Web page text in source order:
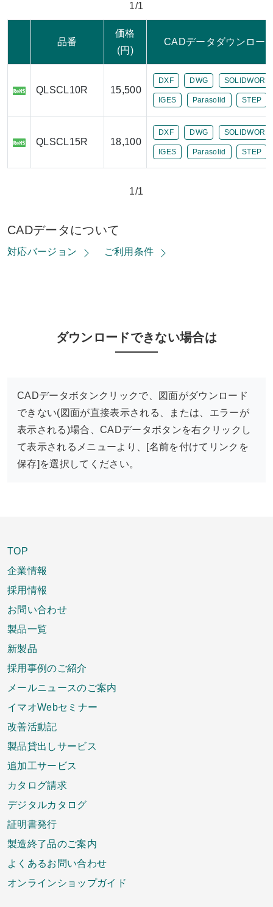
1/1
品番
価格
(円)
CADデータダウンロー
QLSCL10R 15,500
DXF DWG
IGES Parasolid STEP
QLSCL15R 18,100
DXF DWG
IGES Parasolid STEP
1/1
CADデータについて
対応バージョン ご利用条件
ダウンロードできない場合は
CADデータボタンクリックで、図面がダウンロード
できない(図面が直接表示される、または、エラーが
表示される)場合、CADデータボタンを右クリックし
て表示されるメニューより、[名前を付けてリンクを
保存]を選択してください。
TOP
企業情報
採用情報
お問い合わせ
製品一覧
新製品
採用事例のご紹介
メールニュースのご案内
イマオWebセミナー
改善活動記
製品貸出しサービス
追加工サービス
カタログ請求
デジタルカタログ
証明書発行
製造終了品のご案内
よくあるお問い合わせ
オンラインショップガイド